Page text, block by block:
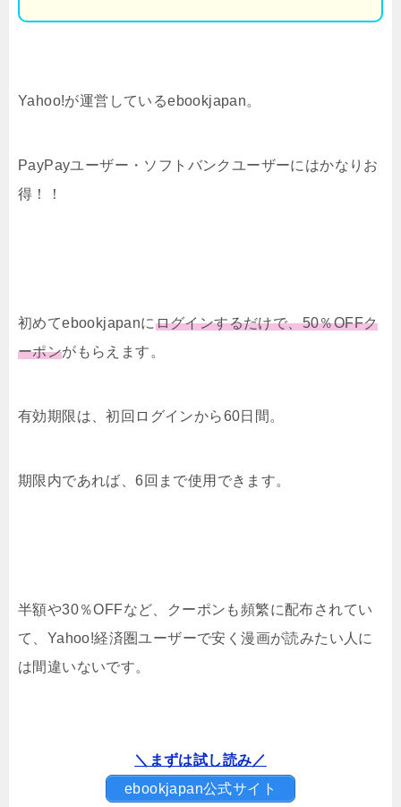
Yahoo!が運営しているebookjapan。
PayPayユーザー・ソフトバンクユーザーにはかなりお
得！！
初めてebookjapanにログインするだけで、50％OFFク
ーポンがもらえます。
有効期限は、初回ログインから60日間。
期限内であれば、6回まで使用できます。
半額や30％OFFなど、クーポンも頻繁に配布されてい
て、Yahoo!経済圏ユーザーで安く漫画が読みたい人に
は間違いないです。
＼まずは試し読み／
ebookjapan公式サイト